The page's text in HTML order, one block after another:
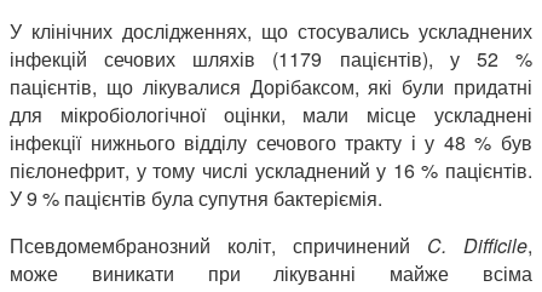
У клінічних дослідженнях, що стосувались ускладнених
інфекцій сечових шляхів (1179 пацієнтів), у 52 %
пацієнтів, що лікувалися Дорібаксом, які були придатні
для мікробіологічної оцінки, мали місце ускладнені
інфекції нижнього відділу сечового тракту і у 48 % був
пієлонефрит, у тому числі ускладнений у 16 % пацієнтів.
У 9 % пацієнтів була супутня бактеріємія.
Псевдомембранозний коліт, спричинений C. Difficile,
може виникати при лікуванні майже всіма